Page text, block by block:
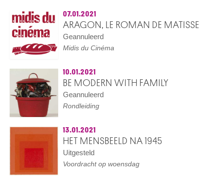
07.01.2021
ARAGON, LE ROMAN DE MATISSE
Geannuleerd
Midis du Cinéma
10.01.2021
BE MODERN WITH FAMILY
Geannuleerd
Rondleiding
13.01.2021
HET MENSBEELD NA 1945
Uitgesteld
Voordracht op woensdag